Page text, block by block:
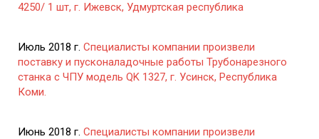
4250/ 1 шт, г. Ижевск, Удмуртская республика
Июль 2018 г. Специалисты компании произвели
поставку и пусконаладочные работы Трубонарезного
станка с ЧПУ модель QK 1327, г. Усинск, Республика
Коми.
Июнь 2018 г. Специалисты компании произвели